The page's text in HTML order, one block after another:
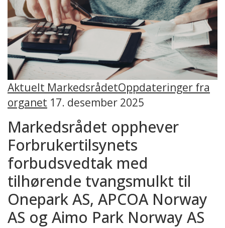
Aktuelt MarkedsrådetOppdateringer fra
organet 17. desember 2025
Markedsrådet opphever
Forbrukertilsynets
forbudsvedtak med
tilhørende tvangsmulkt til
Onepark AS, APCOA Norway
AS og Aimo Park Norway AS